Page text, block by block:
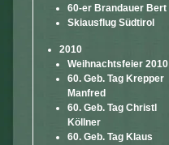
60-er Brandauer Bert
Skiausflug Südtirol
2010
Weihnachtsfeier 2010
60. Geb. Tag Krepper
Manfred
60. Geb. Tag Christl
Köllner
60. Geb. Tag Klaus